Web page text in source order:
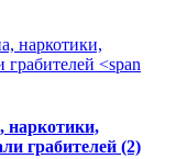
наркотики,
грабителей (2)